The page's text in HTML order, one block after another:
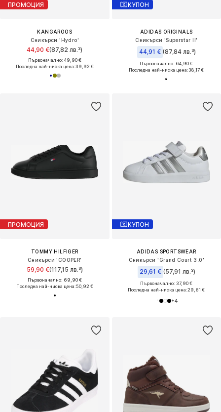
ПРОМОЦИЯ
KANGAROOS
Сникърси 'Hydro'
44,90 €(87,82 лв.³)
Първоначално: 49,90 €
Последна най-ниска цена:39,92 €
КУПОН
ADIDAS ORIGINALS
Сникърси 'Superstar II'
44,91 € (87,84 лв.³)
Първоначално: 64,90 €
Последна най-ниска цена:38,17 €
ПРОМОЦИЯ
TOMMY HILFIGER
Сникърси 'COOPER'
59,90 €(117,15 лв.³)
Първоначално: 69,90 €
Последна най-ниска цена:50,92 €
КУПОН
ADIDAS SPORTSWEAR
Сникърси 'Grand Court 3.0'
29,61 € (57,91 лв.³)
Първоначално: 37,90 €
Последна най-ниска цена:29,61 €
+4